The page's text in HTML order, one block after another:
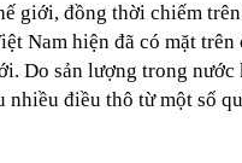
gần 9.000 tỷ ở Phú Quốc?
công bố thay đổi lớn
tư cổ phiếu lãi, lỗ ra sao?
giới, đồng thời chiếm
Nam hiện đã có mặt trên
Do sản lượng trong nước
nhiều điều thô từ một số